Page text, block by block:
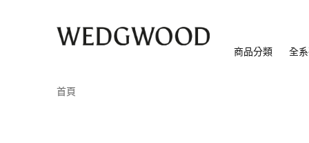
商品分類 全
首頁